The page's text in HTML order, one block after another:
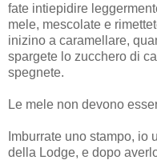
fate intiepidire
mele, mescolate e
inizino a caramellare,
spargete lo zucchero di
spegnete.
Le mele non devono
Imburrate uno stampo,
della Lodge, e dopo